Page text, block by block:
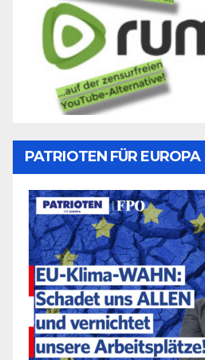
PATRIOTEN FÜR EUROPA